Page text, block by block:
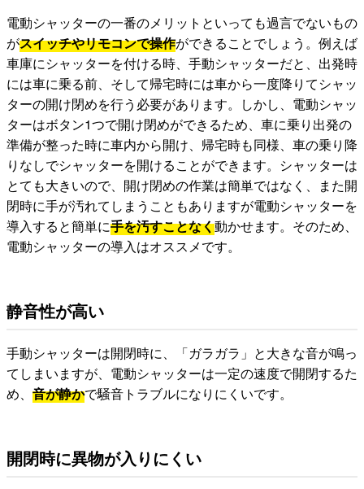
電動シャッターの一番のメリットといっても過言でないもの
がスイッチやリモコンで操作ができることでしょう。例えば
車庫にシャッターを付ける時、手動シャッターだと、出発時
には車に乗る前、そして帰宅時には車から一度降りてシャッ
ターの開け閉めを行う必要があります。しかし、電動シャッ
ターはボタン1つで開け閉めができるため、車に乗り出発の
準備が整った時に車内から開け、帰宅時も同様、車の乗り降
りなしでシャッターを開けることができます。シャッターは
とても大きいので、開け閉めの作業は簡単ではなく、また開
閉時に手が汚れてしまうこともありますが電動シャッターを
導入すると簡単に手を汚すことなく動かせます。そのため、
電動シャッターの導入はオススメです。
静音性が高い
手動シャッターは開閉時に、「ガラガラ」と大きな音が鳴っ
てしまいますが、電動シャッターは一定の速度で開閉するた
め、 音が静かで騒音トラブルになりにくいです。
開閉時に異物が入りにくい